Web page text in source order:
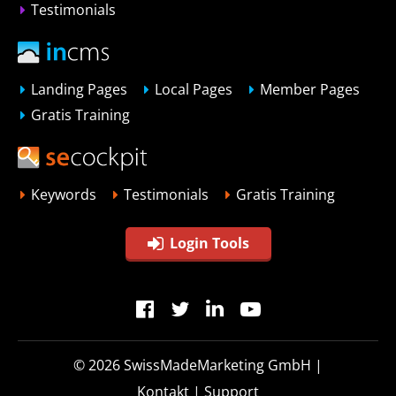
Testimonials
Landing Pages Local Pages
Member Pages
Gratis Training
Keywords Testimonials Gratis Training
Login Tools
© 2026SwissMadeMarketing GmbH |
Kontakt | Support